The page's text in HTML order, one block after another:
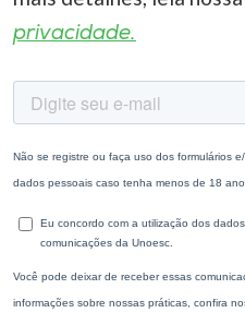
privacidade.